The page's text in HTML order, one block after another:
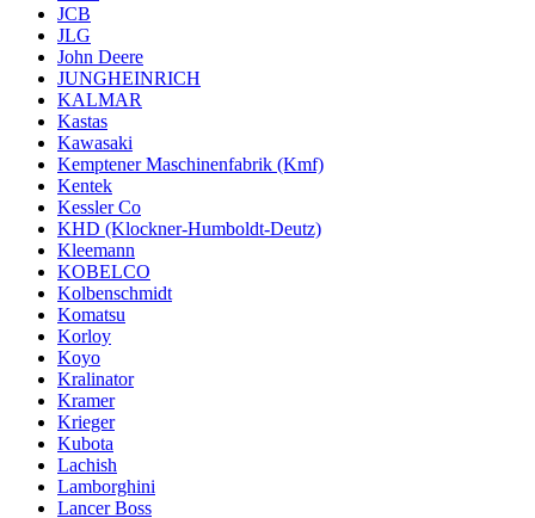
JCB
JLG
John Deere
JUNGHEINRICH
KALMAR
Kastas
Kawasaki
Kemptener Maschinenfabrik (Kmf)
Kentek
Kessler Co
KHD (Klockner-Humboldt-Deutz)
Kleemann
KOBELCO
Kolbenschmidt
Komatsu
Korloy
Koyo
Kralinator
Kramer
Krieger
Kubota
Lachish
Lamborghini
Lancer Boss